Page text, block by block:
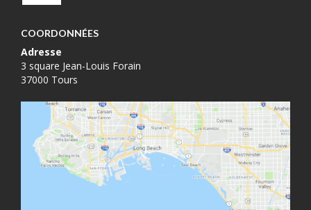
COORDONNÉES
Adresse
3 square Jean-Louis Forain
37000 Tours